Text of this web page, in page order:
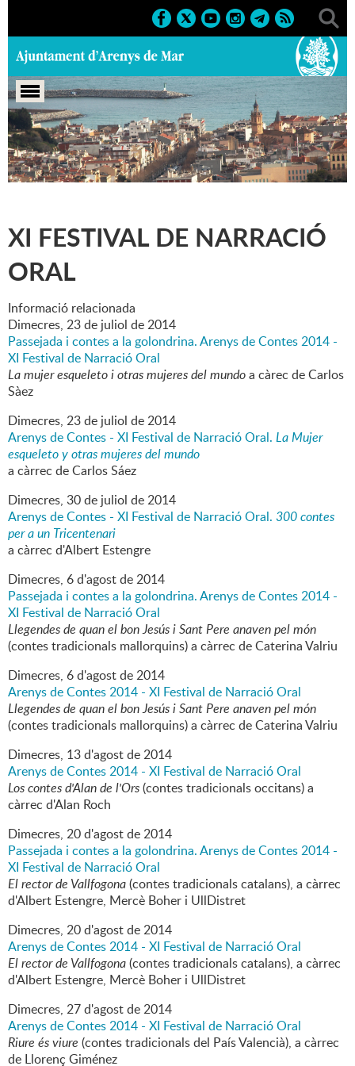
Portada > Marcs > 2014 > Culturals > XI Festival de
Narració Oral
XI FESTIVAL DE NARRACIÓ
ORAL
Informació relacionada
Dimecres, 23de juliol de2014
Passejada i contes a la golondrina. Arenys de Contes 2014 -
XI Festival de Narració Oral
La mujer esqueleto i otras mujeres del mundoa càrec de Carlos
Sàez
Dimecres, 23de juliol de2014
Arenys de Contes - XI Festival de Narració Oral. La Mujer
esqueleto y otras mujeres del mundo
a càrrec de Carlos Sáez
Dimecres, 30de juliol de2014
Arenys de Contes - XI Festival de Narració Oral. 300 contes
per a un Tricentenari
a càrrec d'Albert Estengre
Dimecres, 6d'agostde2014
Passejada i contes a la golondrina. Arenys de Contes 2014 -
XI Festival de Narració Oral
Llegendes de quan el bon Jesús i Sant Pere anaven pel món
(contes tradicionals mallorquins) a càrrec de Caterina Valriu
Dimecres, 6d'agostde2014
Arenys de Contes 2014 - XI Festival de Narració Oral
Llegendes de quan el bon Jesús i Sant Pere anaven pel món
(contes tradicionals mallorquins) a càrrec de Caterina Valriu
Dimecres, 13d'agostde2014
Arenys de Contes 2014 - XI Festival de Narració Oral
Los contes d'Alan de l'Ors(contes tradicionals occitans) a
càrrec d'Alan Roch
Dimecres, 20d'agostde2014
Passejada i contes a la golondrina. Arenys de Contes 2014 -
XI Festival de Narració Oral
El rector de Vallfogona(contes tradicionals catalans), a càrrec
d'Albert Estengre, Mercè Boher i UllDistret
Dimecres, 20d'agostde2014
Arenys de Contes 2014 - XI Festival de Narració Oral
El rector de Vallfogona(contes tradicionals catalans), a càrrec
d'Albert Estengre, Mercè Boher i UllDistret
Dimecres, 27d'agostde2014
Arenys de Contes 2014 - XI Festival de Narració Oral
Riure és viure (contes tradicionals del País Valencià), a càrrec
de Llorenç Giménez